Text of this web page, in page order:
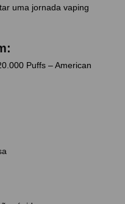
uma jornada vaping
Puffs – American